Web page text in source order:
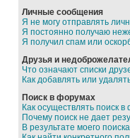
Личные сообщения
Я не могу отправлять
Я постоянно получаю
Я получил спам или
Друзья и
Что означают списки
Как добавлять или
Поиск в форумах
Как осуществлять поиск
Почему поиск не дает
В результате моего